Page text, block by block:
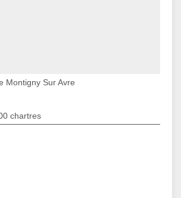
Montigny Sur Avre
chartres